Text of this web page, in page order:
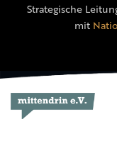
Strategische
mit